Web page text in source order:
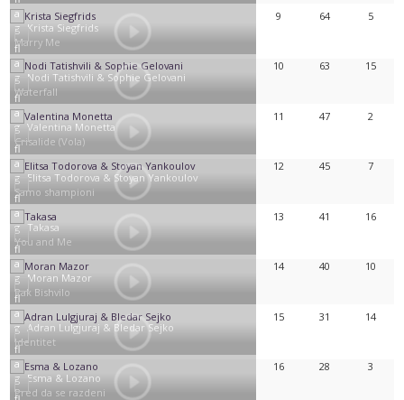
Krista Siegfrids
Marry Me
9 64 5
Nodi Tatishvili & Sophie Gelovani
Waterfall
10 63 15
Valentina Monetta
Crisalide (Vola)
11 47 2
Elitsa Todorova & Stoyan Yankoulov
Samo shampioni
12 45 7
Takasa
You and Me
13 41 16
Moran Mazor
Rak Bishvilo
14 40 10
Adran Lulgjuraj & Bledar Sejko
Identitet
15 31 14
Esma & Lozano
Pred da se razdeni
16 28 3